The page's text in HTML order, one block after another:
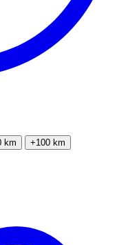
km +100 km